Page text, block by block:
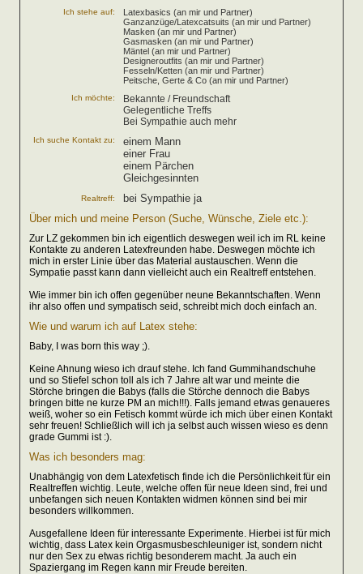
Ich stehe auf:
Latexbasics (an mir und Partner)
Ganzanzüge/Latexcatsuits (an mir und Partner)
Masken (an mir und Partner)
Gasmasken (an mir und Partner)
Mäntel (an mir und Partner)
Designeroutfits (an mir und Partner)
Fesseln/Ketten (an mir und Partner)
Peitsche, Gerte & Co (an mir und Partner)
Ich möchte:
Bekannte / Freundschaft
Gelegentliche Treffs
Bei Sympathie auch mehr
Ich suche Kontakt zu:
einem Mann
einer Frau
einem Pärchen
Gleichgesinnten
Realtreff:
bei Sympathie ja
Über mich und meine Person (Suche, Wünsche, Ziele etc.):
Zur LZ gekommen bin ich eigentlich deswegen weil ich im RL keine
Kontakte zu anderen Latexfreunden habe. Deswegen möchte ich
mich in erster Linie über das Material austauschen. Wenn die
Sympatie passt kann dann vielleicht auch ein Realtreff entstehen.
Wie immer bin ich offen gegenüber neune Bekanntschaften. Wenn
ihr also offen und sympatisch seid, schreibt mich doch einfach an.
Wie und warum ich auf Latex stehe:
Baby, I was born this way ;).
Keine Ahnung wieso ich drauf stehe. Ich fand Gummihandschuhe
und so Stiefel schon toll als ich 7 Jahre alt war und meinte die
Störche bringen die Babys (falls die Störche dennoch die Babys
bringen bitte ne kurze PM an mich!!!). Falls jemand etwas genaueres
weiß, woher so ein Fetisch kommt würde ich mich über einen Kontakt
sehr freuen! Schließlich will ich ja selbst auch wissen wieso es denn
grade Gummi ist :).
Was ich besonders mag:
Unabhängig von dem Latexfetisch finde ich die Persönlichkeit für ein
Realtreffen wichtig. Leute, welche offen für neue Ideen sind, frei und
unbefangen sich neuen Kontakten widmen können sind bei mir
besonders willkommen.
Ausgefallene Ideen für interessante Experimente. Hierbei ist für mich
wichtig, dass Latex kein Orgasmusbeschleuniger ist, sondern nicht
nur den Sex zu etwas richtig besonderem macht. Ja auch ein
Spaziergang im Regen kann mir Freude bereiten.